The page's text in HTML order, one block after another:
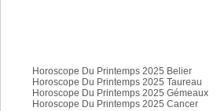
Horoscope Du Printemps 2025 Belier
Horoscope Du Printemps 2025 Taureau
Horoscope Du Printemps 2025 Gémeaux
Horoscope Du Printemps 2025 Cancer